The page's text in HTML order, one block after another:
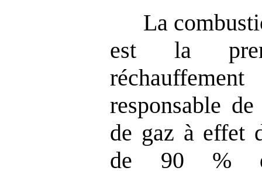
La
est la
responsable
de gaz à effet
de 90 %